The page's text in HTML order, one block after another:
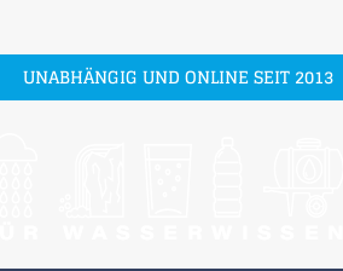
UNABHÄNGIG UND ONLINE SEIT 2013